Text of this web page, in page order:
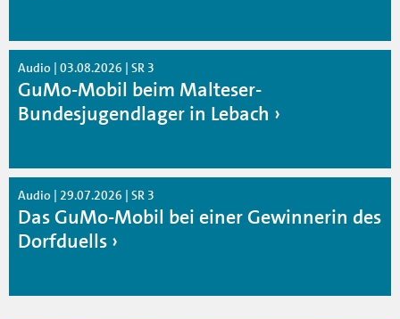
Audio | 03.08.2026 | SR 3
GuMo-Mobil beim Malteser-
Bundesjugendlager in Lebach
Audio | 29.07.2026 | SR 3
Das GuMo-Mobil bei einer Gewinnerin des
Dorfduells